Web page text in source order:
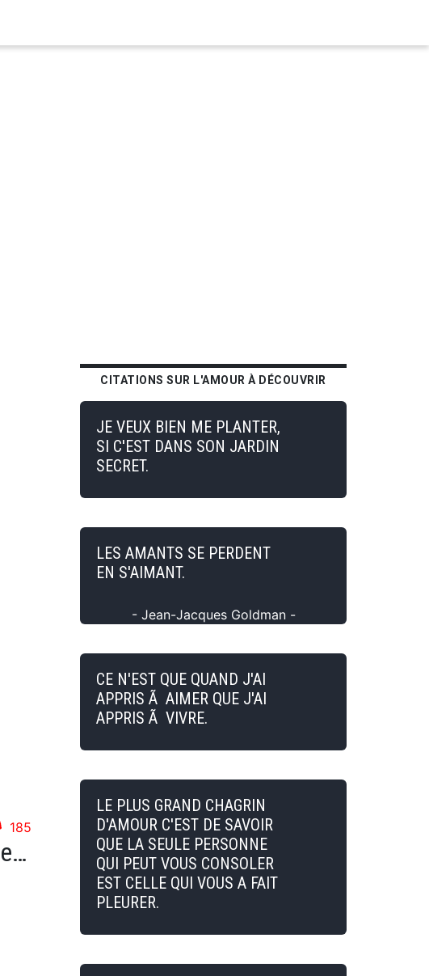
185
La plus belle preuve d'amour, c'est une larme sortie des yeux d'un garÃ§on amoureux.
CITATIONS SUR L'AMOUR À DÉCOUVRIR
JE VEUX BIEN ME PLANTER,
SI C'EST DANS SON JARDIN
SECRET.
LES AMANTS SE PERDENT
EN S'AIMANT.
- Jean-Jacques Goldman -
CE N'EST QUE QUAND J'AI
APPRIS Ã AIMER QUE J'AI
APPRIS Ã VIVRE.
LE PLUS GRAND CHAGRIN
D'AMOUR C'EST DE SAVOIR
QUE LA SEULE PERSONNE
QUI PEUT VOUS CONSOLER
EST CELLE QUI VOUS A FAIT
PLEURER.